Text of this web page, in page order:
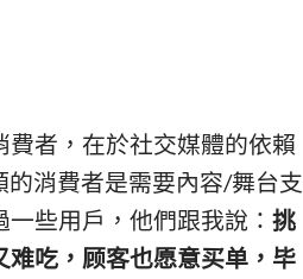
者，在於社交媒體的依賴
消費者是需要內容/舞台支
些用戶，他們跟我說： 挑
吃，顾客也愿意买单，毕